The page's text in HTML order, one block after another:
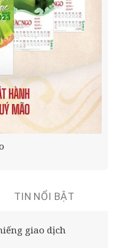
TIN NỔI BẬT
giao dịch